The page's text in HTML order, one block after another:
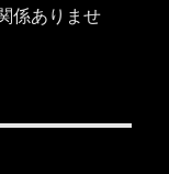
係ありませ